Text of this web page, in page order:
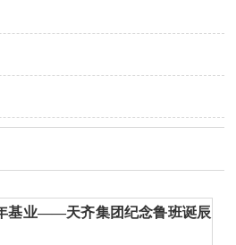
基业——天齐集团纪念鲁班诞辰